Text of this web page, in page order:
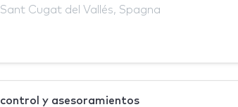
Sant Cugat del Vallés, Spagna
control y asesoramientos